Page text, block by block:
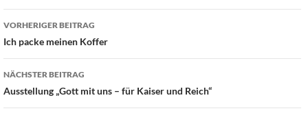
Beitragsnavigation
VORHERIGER BEITRAG
Ich packe meinen Koffer
NÄCHSTER BEITRAG
Ausstellung „Gott mit uns – für Kaiser und Reich“